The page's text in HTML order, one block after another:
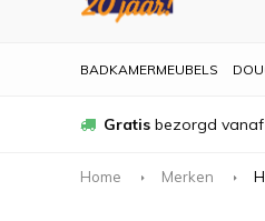
BADKAMERMEUBELS
Gratis bezorgd
Home Merken